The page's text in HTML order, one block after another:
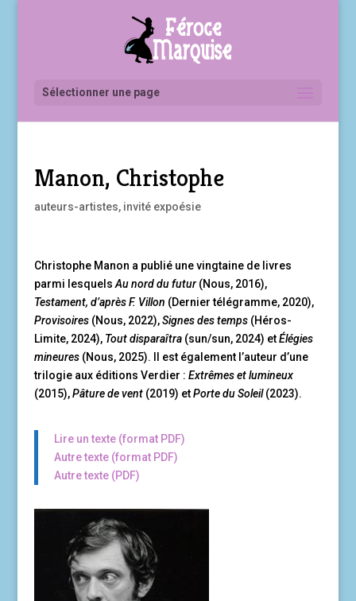
Sélectionner une page
Manon, Christophe
auteurs-artistes, invité expoésie
Christophe Manon a publié une vingtaine de livres
parmi lesquels Au nord du futur(Nous, 2016),
Testament, d’après F. Villon (Dernier télégramme, 2020),
Provisoires(Nous, 2022),Signes des temps(Héros-
Limite, 2024), Tout disparaîtra(sun/sun, 2024) etÉlégies
mineures(Nous, 2025). Il est également l’auteur d’une
trilogie aux éditions Verdier : Extrêmes et lumineux
(2015),Pâture de vent(2019) etPorte du Soleil(2023).
Lire un texte (format PDF)
Autre texte (format PDF)
Autre texte (PDF)